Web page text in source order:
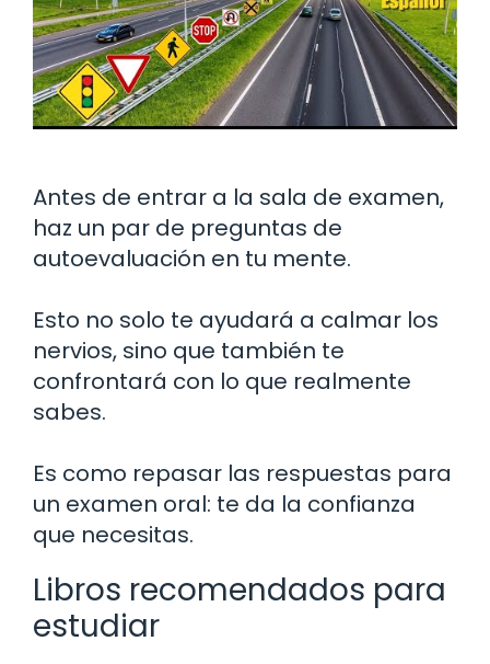
Antes de entrar a la sala de examen,
haz un par de preguntas de
autoevaluación en tu mente.
Esto no solo te ayudará a calmar los
nervios, sino que también te
confrontará con lo que realmente
sabes.
Es como repasar las respuestas para
un examen oral: te da la confianza
que necesitas.
Libros recomendados para
estudiar